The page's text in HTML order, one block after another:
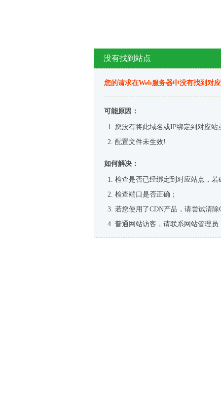
没有找到站点
您的请求在Web服务器中没有找到对
可能原因：
您没有将此域名或IP绑定到对应站
配置文件未生效!
如何解决：
检查是否已经绑定到对应站点，
检查端口是否正确；
若您使用了CDN产品，请尝试清除
普通网站访客，请联系网站管理员